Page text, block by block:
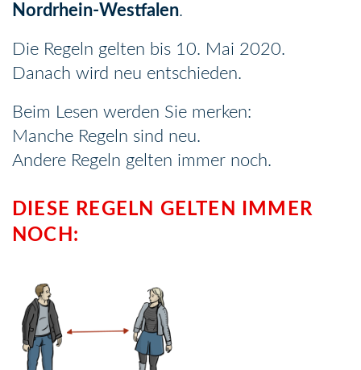
Nordrhein-Westfalen.
Die Regeln gelten bis 10. Mai 2020.
Danach wird neu entschieden.
Beim Lesen werden Sie merken:
Manche Regeln sind neu.
Andere Regeln gelten immer noch.
DIESE REGELN GELTEN IMMER
NOCH: